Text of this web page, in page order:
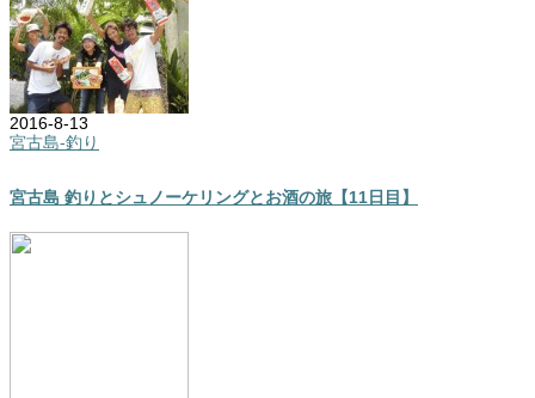
2016-8-13
宮古島-釣り
宮古島 釣りとシュノーケリングとお酒の旅【11日目】